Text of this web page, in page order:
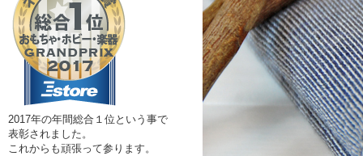
2017年の年間総合１位という事で
表彰されました。
これからも頑張って参ります。